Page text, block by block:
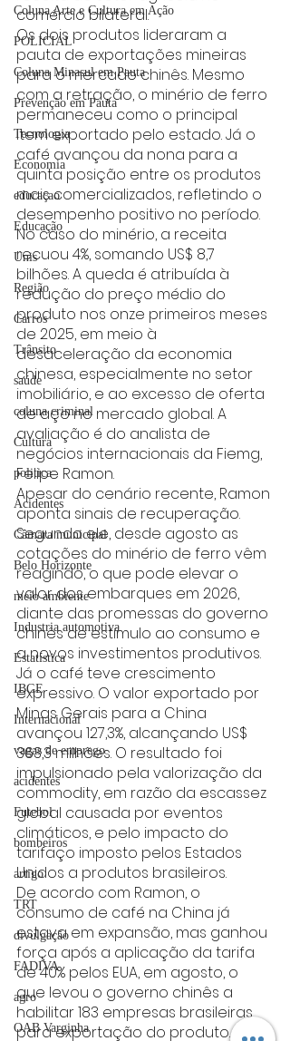
Coluna Arte e Cultura em Ação
POLICIAL
Coluna Minasul em Pauta
Prevenção em Pauta
Tecnologia
Economia
educaçao
Educação
Unis
Região
Carros
Trânsito
saúde
coluna criminal
Cultura
politica
Acidentes
Câmara municipal
Belo Horizonte
meio ambiente
Industria automotiva
Estatística
IBGE
Internacional
vagas de emprego
acidentes
Futebol
bombeiros
artigo
TRT
divulgação
FADIVA
agro
OAB Varginha
comércio bilateral.
Os dois produtos lideraram a
pauta de exportações mineiras
para o mercado chinês. Mesmo
com a retração, o minério de ferro
permaneceu como o principal
item exportado pelo estado. Já o
café avançou da nona para a
quinta posição entre os produtos
mais comercializados, refletindo o
desempenho positivo no período.
No caso do minério, a receita
recuou 4%, somando US$ 8,7
bilhões. A queda é atribuída à
redução do preço médio do
produto nos onze primeiros meses
de 2025, em meio à
desaceleração da economia
chinesa, especialmente no setor
imobiliário, e ao excesso de oferta
de aço no mercado global. A
avaliação é do analista de
negócios internacionais da Fiemg,
Felipe Ramon.
Apesar do cenário recente, Ramon
aponta sinais de recuperação.
Segundo ele, desde agosto as
cotações do minério de ferro vêm
reagindo, o que pode elevar o
valor dos embarques em 2026,
diante das promessas do governo
chinês de estímulo ao consumo e
a novos investimentos produtivos.
Já o café teve crescimento
expressivo. O valor exportado por
Minas Gerais para a China
avançou 127,3%, alcançando US$
363,3 milhões. O resultado foi
impulsionado pela valorização da
commodity, em razão da escassez
global causada por eventos
climáticos, e pelo impacto do
tarifaço imposto pelos Estados
Unidos a produtos brasileiros.
De acordo com Ramon, o
consumo de café na China já
estava em expansão, mas ganhou
força após a aplicação da tarifa
de 40% pelos EUA, em agosto, o
que levou o governo chinês a
habilitar 183 empresas brasileiras
para exportação do produto. Com